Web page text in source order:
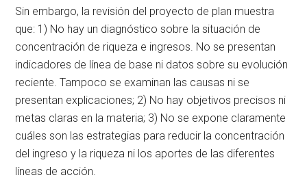
Sin embargo, la revisión del proyecto de plan muestra
que: 1) No hay un diagnóstico sobre la situación de
concentración de riqueza e ingresos. No se presentan
indicadores de línea de base ni datos sobre su evolución
reciente. Tampoco se examinan las causas ni se
presentan explicaciones; 2) No hay objetivos precisos ni
metas claras en la materia; 3) No se expone claramente
cuáles son las estrategias para reducir la concentración
del ingreso y la riqueza ni los aportes de las diferentes
líneas de acción.